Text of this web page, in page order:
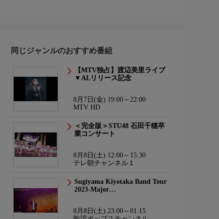
同じジャンルのおすすめ番組
【MTV独占】渡辺美里ライブ
▼ALリリース記念
8月7日(金) 19:00～22:00
MTV HD
＜完全版＞STU48 石田千穂卒
業コンサート
8月8日(土) 12:00～15:30
テレ朝チャンネル１
Sugiyama Kiyotaka Band Tour
2023-Major…
8月8日(土) 23:00～01:15